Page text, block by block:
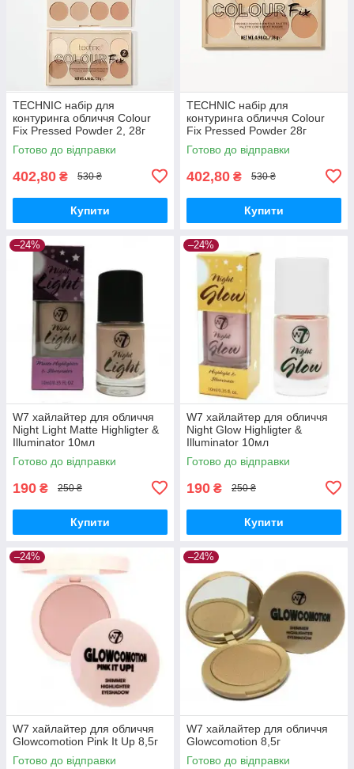
TECHNIC набір для
контуринга обличчя Colour
Fix Pressed Powder 2, 28г
Готово до відправки
402,80 ₴ 530 ₴
Купити
TECHNIC набір для
контуринга обличчя Colour
Fix Pressed Powder 28г
Готово до відправки
402,80 ₴ 530 ₴
Купити
–24%
W7 хайлайтер для обличчя
Night Light Matte Highligter &
Illuminator 10мл
Готово до відправки
190 ₴ 250 ₴
Купити
–24%
W7 хайлайтер для обличчя
Night Glow Highligter &
Illuminator 10мл
Готово до відправки
190 ₴ 250 ₴
Купити
–24%
W7 хайлайтер для обличчя
Glowcomotion Pink It Up 8,5г
Готово до відправки
–24%
W7 хайлайтер для обличчя
Glowcomotion 8,5г
Готово до відправки